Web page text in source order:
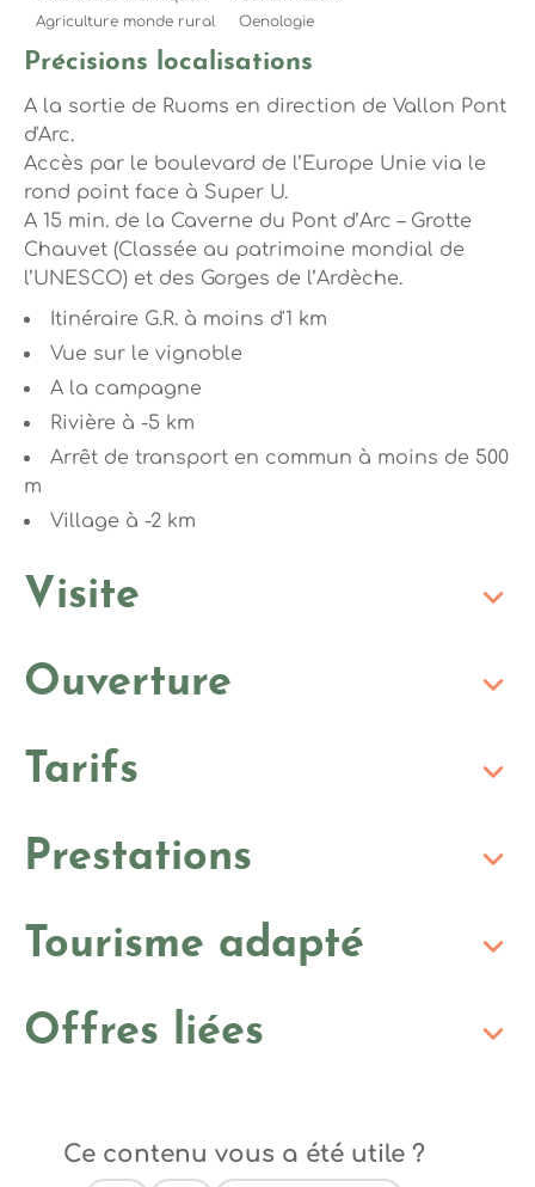
Agriculture monde rural
Oenologie
Précisions localisations
A la sortie de Ruoms en direction de Vallon Pont
d'Arc.
Accès par le boulevard de l’Europe Unie via le
rond point face à Super U.
A 15 min. de la Caverne du Pont d’Arc – Grotte
Chauvet (Classée au patrimoine mondial de
l’UNESCO) et des Gorges de l’Ardèche.
Itinéraire G.R. à moins d'1 km
Vue sur le vignoble
A la campagne
Rivière à -5 km
Arrêt de transport en commun à moins de 500
m
Village à -2 km
Visite
Ouverture
Tarifs
Prestations
Tourisme adapté
Offres liées
Ce contenu vous a été utile ?